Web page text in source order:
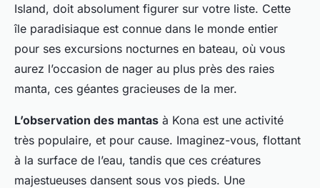
Island, doit absolument figurer sur votre liste. Cette
île paradisiaque est connue dans le monde entier
pour ses excursions nocturnes en bateau, où vous
aurez l’occasion de nager au plus près des raies
manta, ces géantes gracieuses de la mer.
L’observation des mantas à Kona est une activité
très populaire, et pour cause. Imaginez-vous, flottant
à la surface de l’eau, tandis que ces créatures
majestueuses dansent sous vos pieds. Une